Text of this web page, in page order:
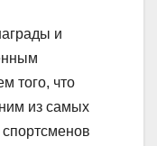
и
того, что
из самых